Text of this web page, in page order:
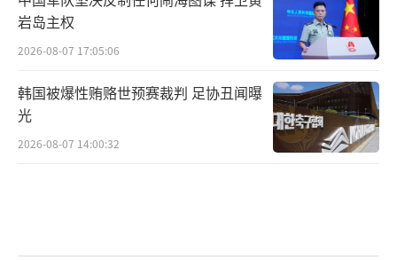
岩岛主权
2026-08-07 17:05:06
韩国被爆性贿赂世预赛裁判 足协丑闻曝
光
2026-08-07 14:00:32